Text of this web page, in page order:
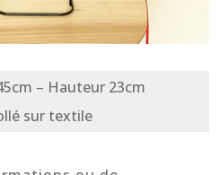
– Hauteur 23cm
sur textile